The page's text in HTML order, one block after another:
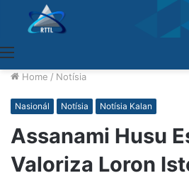
Home / Notísia
Nasionál Notísia Notísia Kalan
Assanami Husu
Valoriza Loron